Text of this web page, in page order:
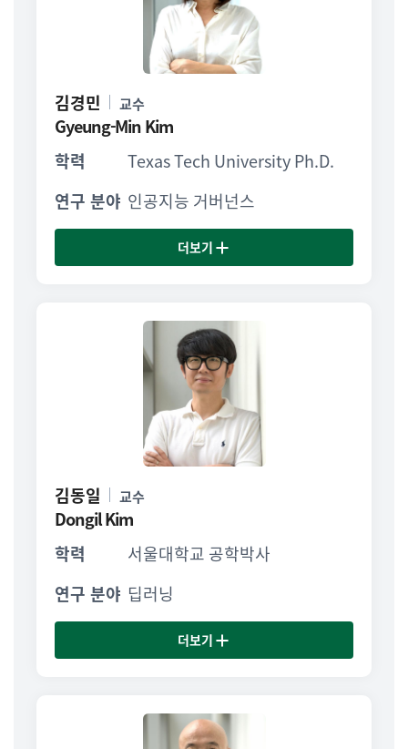
김경민 교수
Gyeung-Min Kim
학력
Texas Tech University Ph.D.
연구 분야 인공지능 거버넌스
더보기
김동일 교수
Dongil Kim
학력
서울대학교 공학박사
연구 분야 딥러닝
더보기